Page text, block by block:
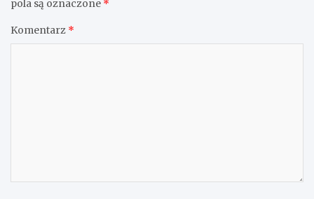
pola są oznaczone *
Komentarz *